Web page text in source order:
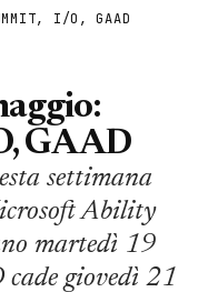
I/O, GAAD
GAAD
settimana
Ability
martedì 19
giovedì 21